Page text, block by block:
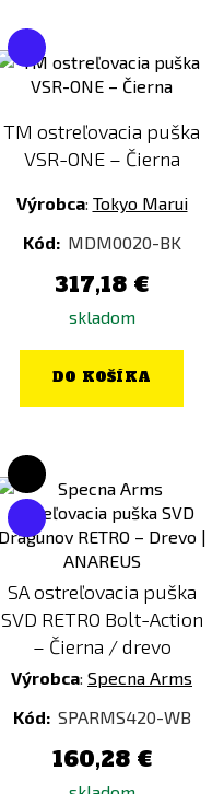
TM ostreľovacia puška
VSR-ONE – Čierna
Výrobca: Tokyo Marui
Kód: MDM0020-BK
317,18 €
skladom
DO KOŠÍKA
SA ostreľovacia puška
SVD RETRO Bolt-Action
– Čierna / drevo
Výrobca: Specna Arms
Kód: SPARMS420-WB
160,28 €